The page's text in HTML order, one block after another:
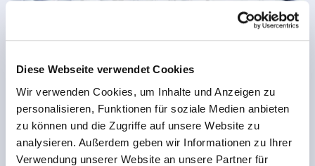
Diese Webseite verwendet Cookies
Wir verwenden Cookies, um Inhalte und Anzeigen zu
personalisieren, Funktionen für soziale Medien anbieten
zu können und die Zugriffe auf unsere Website zu
analysieren. Außerdem geben wir Informationen zu Ihrer
Verwendung unserer Website an unsere Partner für